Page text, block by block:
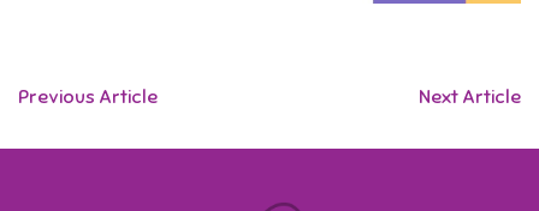
Previous Article Next Article